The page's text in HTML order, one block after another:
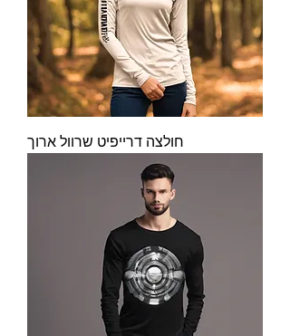
חולצה דרייפיט שרוול ארוך